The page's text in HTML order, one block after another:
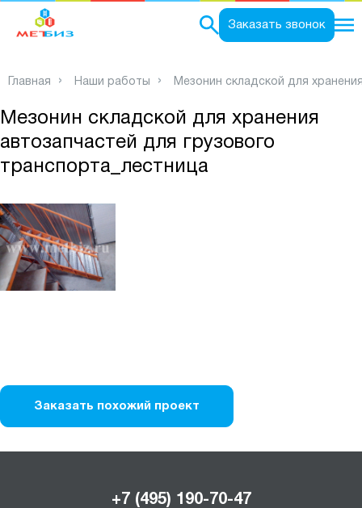
Заказать звонок
Главная Наши работы Мезонин складской для
Мезонин складской для хранения
автозапчастей для грузового
транспорта_лестница
Заказать похожий проект
+7 (495) 190-70-47